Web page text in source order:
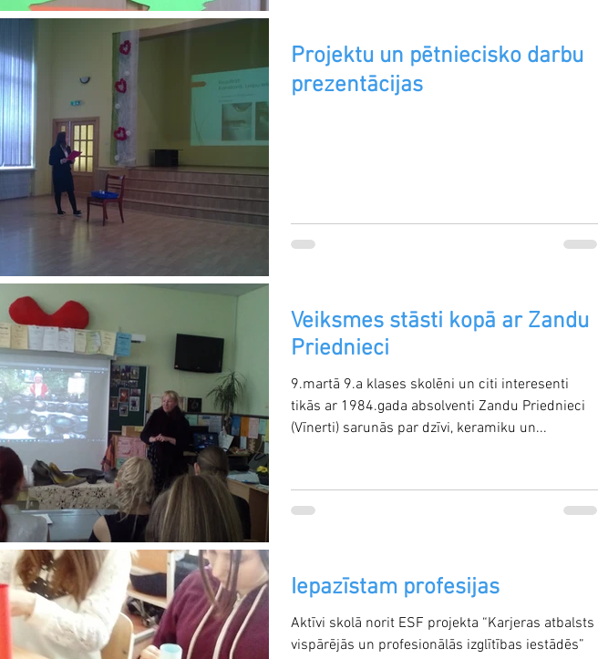
Projektu un pētniecisko darbu
prezentācijas
Veiksmes stāsti kopā ar Zandu
Priednieci
9.martā 9.a klases skolēni un citi interesenti
tikās ar 1984.gada absolventi Zandu Priednieci
(Vīnerti) sarunās par dzīvi, keramiku un...
Iepazīstam profesijas
Aktīvi skolā norit ESF projekta “Karjeras atbalsts
vispārējās un profesionālās izglītības iestādēs”